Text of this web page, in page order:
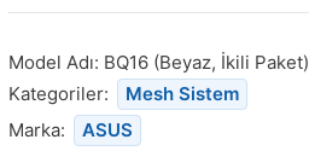
ürün
döndüğünde
bildirim
almak
Model Adı: BQ16 (Beyaz, İkili Paket)
Kategoriler:
Mesh Sistem
Marka:
ASUS